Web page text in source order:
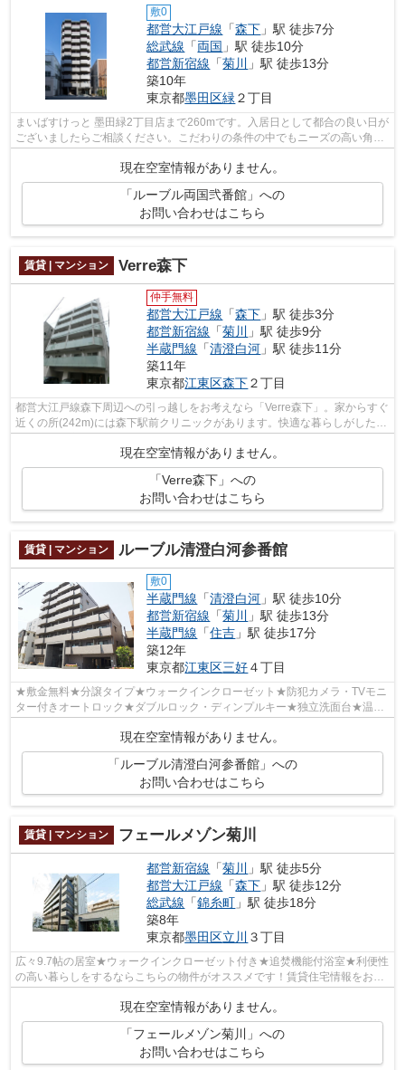
敷0
都営大江戸線 「森下 」駅 徒歩7分
総武線 「両国 」駅 徒歩10分
都営新宿線 「菊川
」駅 徒歩13分
築10年
東京都墨田区緑 ２丁目
まいばすけっと 墨田緑2丁目店まで260mです。入居日として都合の良い日が
ございましたらご相談ください。こだわりの条件の中でもニーズの高い角部
現在空室情報がありません。
「ルーブル両国弐番館」への
お問い合わせはこちら
賃貸 | マンション Verre森下
仲手無料
都営大江戸線 「森下 」駅 徒歩3分
都営新宿線 「菊川
」駅 徒歩9分
半蔵門線 「清澄白河 」駅 徒歩11分
築11年
東京都江東区森下２丁目
都営大江戸線森下周辺への引っ越しをお考えなら「Verre森下」。家からすぐ
近くの所(242m)には森下駅前クリニックがあります。快適な暮らしがしたい
とお考えの方に、ぜひご紹介したい街...
現在空室情報がありません。
「Verre森下」への
お問い合わせはこちら
賃貸 | マンション ルーブル清澄白河参番館
敷0
半蔵門線 「清澄白河 」駅 徒歩10分
都営新宿線 「菊川
」駅 徒歩13分
半蔵門線 「住吉 」駅 徒歩17分
築12年
東京都江東区三好４丁目
★敷金無料★分譲タイプ★ウォークインクローゼット★防犯カメラ・TVモニ
ター付きオートロック★ダブルロック・ディンプルキー★独立洗面台★温水
現在空室情報がありません。
「ルーブル清澄白河参番館」への
お問い合わせはこちら
賃貸 | マンション フェールメゾン菊川
都営新宿線 「菊川 」駅 徒歩5分
都営大江戸線 「森下 」駅 徒歩12分
総武線 「錦糸町 」駅 徒歩18分
築8年
東京都墨田区立川 ３丁目
広々9.7帖の居室★ウォークインクローゼット付き★追焚機能付浴室★利便性
の高い暮らしをするならこちらの物件がオススメです！賃貸住宅情報をお探
現在空室情報がありません。
「フェールメゾン菊川」への
お問い合わせはこちら